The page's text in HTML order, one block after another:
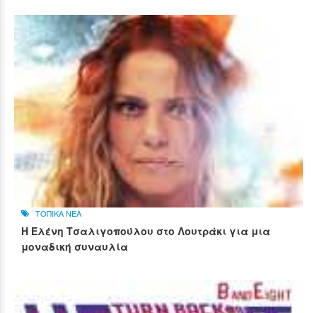
ΤΟΠΙΚΑ ΝΕΑ
Η Ελένη Τσαλιγοπούλου στο Λουτράκι για μια
μοναδική συναυλία